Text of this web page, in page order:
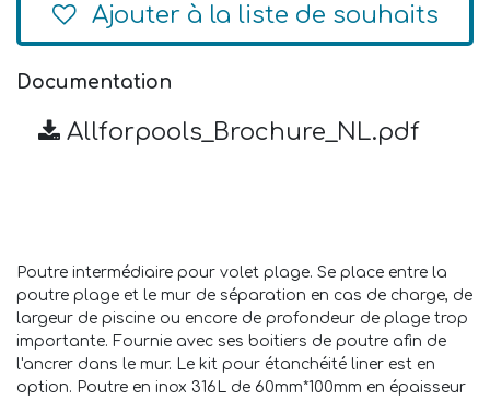
Ajouter à la liste de souhaits
Documentation
Allforpools_Brochure_NL.pdf
Poutre intermédiaire pour volet plage. Se place entre la
poutre plage et le mur de séparation en cas de charge, de
largeur de piscine ou encore de profondeur de plage trop
importante. Fournie avec ses boitiers de poutre afin de
l'ancrer dans le mur. Le kit pour étanchéité liner est en
option. Poutre en inox 316L de 60mm*100mm en épaisseur